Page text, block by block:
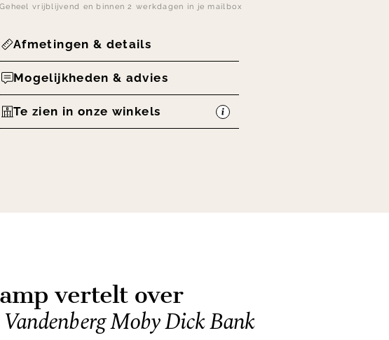
Geheel vrijblijvend en binnen 2 werkdagen in je mailbox
Afmetingen & details
Mogelijkheden & advies
Te zien in onze winkels
vertelt over
Moby Dick Bank